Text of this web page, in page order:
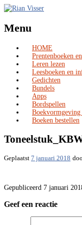
Menu
Skip
to
content
HOME
Prentenboeken
Leren lezen
Leesboeken en
Gedichten
Bundels
Apps
Bordspellen
Boeken bestellen
Geplaatst 7 januari 2018
Gepubliceerd 7 januari
Geef een reactie